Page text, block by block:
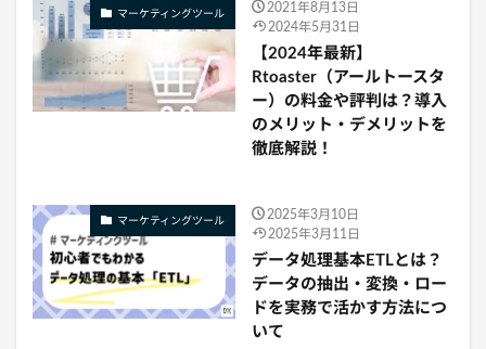
マーケティングツール
2021年8月13日
2024年5月31日
【2024年最新】
Rtoaster（アールトースタ
ー）の料金や評判は？導入
のメリット・デメリットを
徹底解説！
マーケティングツール
2025年3月10日
2025年3月11日
データ処理基本ETLとは？
データの抽出・変換・ロー
ドを実務で活かす方法につ
いて